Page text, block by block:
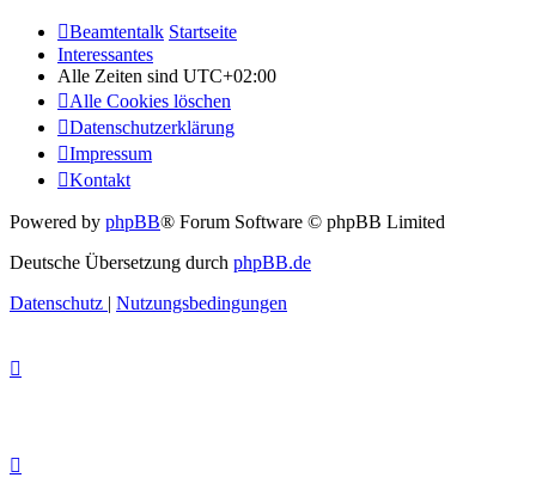
Beamtentalk Startseite
Interessantes
Alle Zeiten sind UTC+02:00
Alle Cookies löschen
Datenschutzerklärung
Impressum
Kontakt
Powered by phpBB® Forum Software © phpBB Limited
Deutsche Übersetzung durch phpBB.de
Datenschutz | Nutzungsbedingungen